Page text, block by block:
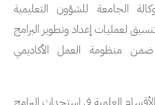
الجامعة للشؤون التعليمية
لعمليات إعداد وتطوير البرامج
ضمن منظومة العمل الأكاديمي